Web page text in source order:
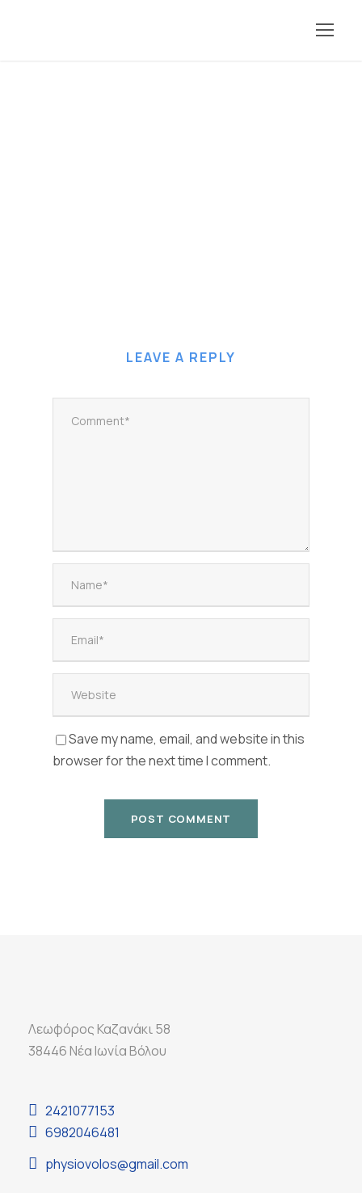
LEAVE A REPLY
Save my name, email, and website in this
browser for the next time I comment.
Λεωφόρος Καζανάκι 58
38446 Νέα Ιωνία Βόλου
2421077153
6982046481
physiovolos@gmail.com